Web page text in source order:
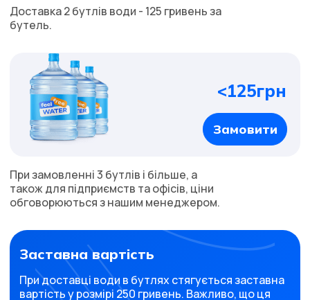
Доставка 2 бутлів води - 125 гривень за
бутель.
<125грн
Замовити
При замовленні 3 бутлів і більше, а
також для підприємств та офісів, ціни
обговорюються з нашим менеджером.
Заставна вартість
При доставці води в бутлях стягується заставна
вартість у розмірі 250 гривень. Важливо, що ця